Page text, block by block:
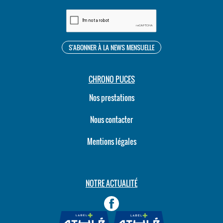
CHRONO PUCES
Nos prestations
Nous contacter
Mentions légales
NOTRE ACTUALITÉ